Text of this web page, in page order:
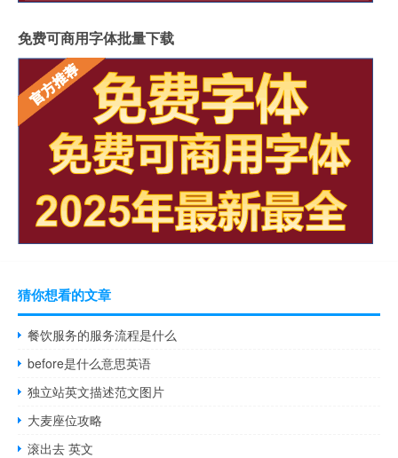
免费可商用字体批量下载
猜你想看的文章
餐饮服务的服务流程是什么
before是什么意思英语
独立站英文描述范文图片
大麦座位攻略
滚出去 英文